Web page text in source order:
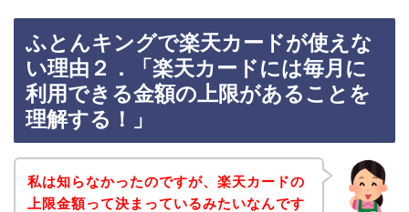
ふとんキングで楽天カードが使えな
い理由２．「楽天カードには毎月に
利用できる金額の上限があることを
理解する！」
私は知らなかったのですが、楽天カードの
上限金額って決まっているみたいなんです